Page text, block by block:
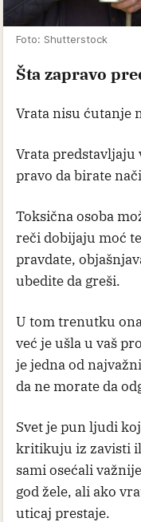
Foto: Shutterstock
Šta zapravo
Vrata nisu ćutanje
Vrata predstavljaju
pravo da birate
Toksična osoba
reči dobijaju moć
pravdate,
ubedite da greši.
U tom trenutku
već je ušla u vaš
je jedna od
da ne morate da
Svet je pun ljudi
kritikuju iz zavisti
sami osećali
god žele, ali ako
uticaj prestaje.